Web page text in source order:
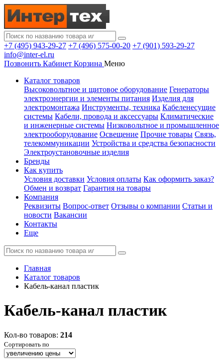
+7 (495) 943-29-27 +7 (496) 575-00-20 +7 (901) 593-29-27
info@inter-el.ru
Позвонить Кабинет Корзина Меню
Каталог товаров
Высоковольтное и щитовое оборудование Генераторы
электроэнергии и элементы питания Изделия для
электромонтажа Инструменты, техника Кабеленесущие
системы Кабели, провода и аксессуары Климатические
и инженерные системы Низковольтное и промышленное
электрооборудование Освещение Прочие товары Связь,
телекоммуникации Устройства и средства безопасности
Электроустановочные изделия
Бренды
Как купить
Условия доставки Условия оплаты Как оформить заказ?
Обмен и возврат Гарантия на товары
Компания
Реквизиты Вопрос-ответ Отзывы о компании Статьи и
новости Вакансии
Контакты
Еще
Главная
Каталог товаров
Кабель-канал пластик
Кабель-канал пластик
Кол-во товаров: 214
Сортировать по